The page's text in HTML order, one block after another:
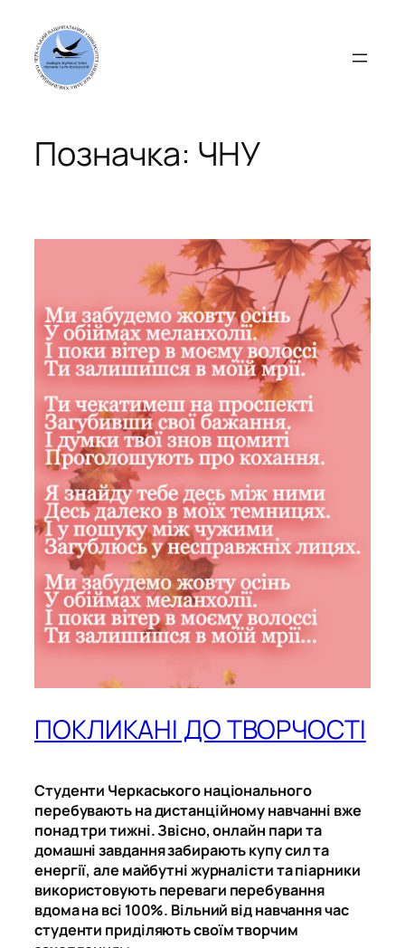
вмісту
Позначка: ЧНУ
ПОКЛИКАНІ ДО ТВОРЧОСТІ
Студенти Черкаського національного
перебувають на дистанційному навчанні вже
понад три тижні. Звісно, онлайн пари та
домашні завдання забирають купу сил та
енергії, але майбутні журналісти та піарники
використовують переваги перебування
вдома на всі 100%. Вільний від навчання час
студенти приділяють своїм творчим